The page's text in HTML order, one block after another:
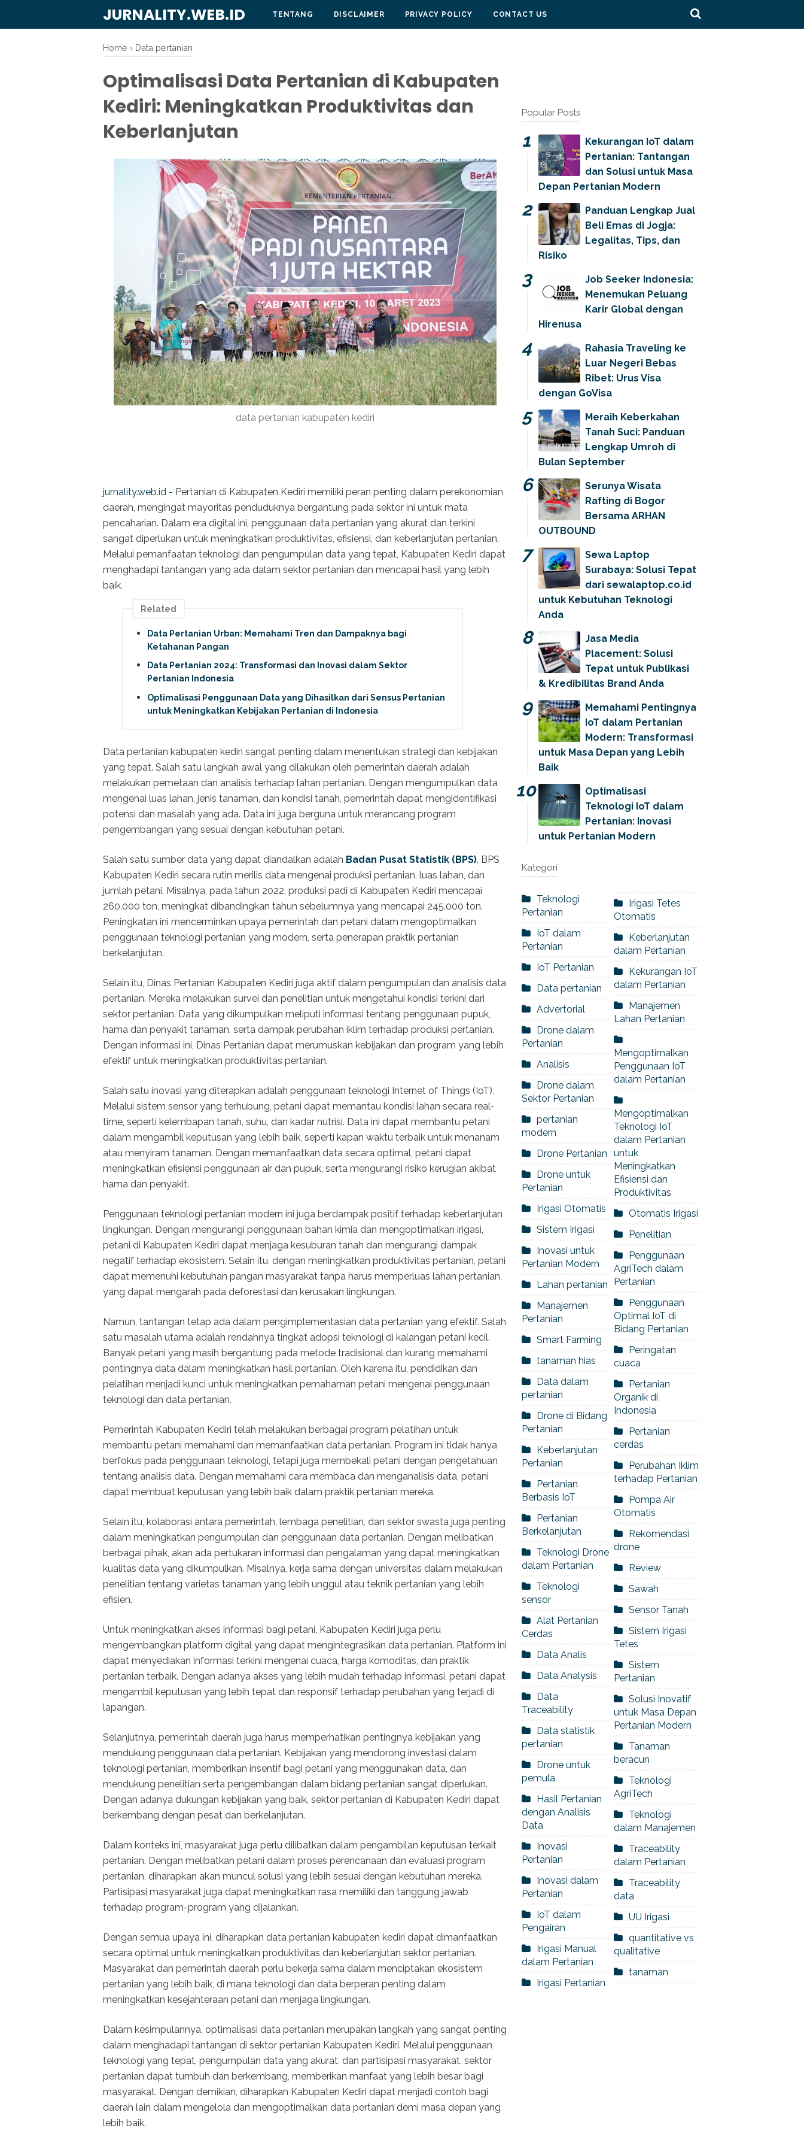
JURNALITY.WEB.ID TENTANG DISCLAIMER PRIVACY POLICY CONTACT US
Home › Data pertanian
Optimalisasi Data Pertanian di Kabupaten
Kediri: Meningkatkan Produktivitas dan
Keberlanjutan
data pertanian kabupaten kediri
jurnality.web.id - Pertanian di Kabupaten Kediri memiliki peran penting dalam perekonomian
daerah, mengingat mayoritas penduduknya bergantung pada sektor ini untuk mata
pencaharian. Dalam era digital ini, penggunaan data pertanian yang akurat dan terkini
sangat diperlukan untuk meningkatkan produktivitas, efisiensi, dan keberlanjutan pertanian.
Melalui pemanfaatan teknologi dan pengumpulan data yang tepat, Kabupaten Kediri dapat
menghadapi tantangan yang ada dalam sektor pertanian dan mencapai hasil yang lebih
baik.
Related
Data Pertanian Urban: Memahami Tren dan Dampaknya bagi
Ketahanan Pangan
Data Pertanian 2024: Transformasi dan Inovasi dalam Sektor
Pertanian Indonesia
Optimalisasi Penggunaan Data yang Dihasilkan dari Sensus Pertanian
untuk Meningkatkan Kebijakan Pertanian di Indonesia
Data pertanian kabupaten kediri sangat penting dalam menentukan strategi dan kebijakan
yang tepat. Salah satu langkah awal yang dilakukan oleh pemerintah daerah adalah
melakukan pemetaan dan analisis terhadap lahan pertanian. Dengan mengumpulkan data
mengenai luas lahan, jenis tanaman, dan kondisi tanah, pemerintah dapat mengidentifikasi
potensi dan masalah yang ada. Data ini juga berguna untuk merancang program
pengembangan yang sesuai dengan kebutuhan petani.
Salah satu sumber data yang dapat diandalkan adalah Badan Pusat Statistik (BPS). BPS
Kabupaten Kediri secara rutin merilis data mengenai produksi pertanian, luas lahan, dan
jumlah petani. Misalnya, pada tahun 2022, produksi padi di Kabupaten Kediri mencapai
260.000 ton, meningkat dibandingkan tahun sebelumnya yang mencapai 245.000 ton.
Peningkatan ini mencerminkan upaya pemerintah dan petani dalam mengoptimalkan
penggunaan teknologi pertanian yang modern, serta penerapan praktik pertanian
berkelanjutan.
Selain itu, Dinas Pertanian Kabupaten Kediri juga aktif dalam pengumpulan dan analisis data
pertanian. Mereka melakukan survei dan penelitian untuk mengetahui kondisi terkini dari
sektor pertanian. Data yang dikumpulkan meliputi informasi tentang penggunaan pupuk,
hama dan penyakit tanaman, serta dampak perubahan iklim terhadap produksi pertanian.
Dengan informasi ini, Dinas Pertanian dapat merumuskan kebijakan dan program yang lebih
efektif untuk meningkatkan produktivitas pertanian.
Salah satu inovasi yang diterapkan adalah penggunaan teknologi Internet of Things (IoT).
Melalui sistem sensor yang terhubung, petani dapat memantau kondisi lahan secara real-
time, seperti kelembapan tanah, suhu, dan kadar nutrisi. Data ini dapat membantu petani
dalam mengambil keputusan yang lebih baik, seperti kapan waktu terbaik untuk menanam
atau menyiram tanaman. Dengan memanfaatkan data secara optimal, petani dapat
meningkatkan efisiensi penggunaan air dan pupuk, serta mengurangi risiko kerugian akibat
hama dan penyakit.
Penggunaan teknologi pertanian modern ini juga berdampak positif terhadap keberlanjutan
lingkungan. Dengan mengurangi penggunaan bahan kimia dan mengoptimalkan irigasi,
petani di Kabupaten Kediri dapat menjaga kesuburan tanah dan mengurangi dampak
negatif terhadap ekosistem. Selain itu, dengan meningkatkan produktivitas pertanian, petani
dapat memenuhi kebutuhan pangan masyarakat tanpa harus memperluas lahan pertanian,
yang dapat mengarah pada deforestasi dan kerusakan lingkungan.
Namun, tantangan tetap ada dalam pengimplementasian data pertanian yang efektif. Salah
satu masalah utama adalah rendahnya tingkat adopsi teknologi di kalangan petani kecil.
Banyak petani yang masih bergantung pada metode tradisional dan kurang memahami
pentingnya data dalam meningkatkan hasil pertanian. Oleh karena itu, pendidikan dan
pelatihan menjadi kunci untuk meningkatkan pemahaman petani mengenai penggunaan
teknologi dan data pertanian.
Pemerintah Kabupaten Kediri telah melakukan berbagai program pelatihan untuk
membantu petani memahami dan memanfaatkan data pertanian. Program ini tidak hanya
berfokus pada penggunaan teknologi, tetapi juga membekali petani dengan pengetahuan
tentang analisis data. Dengan memahami cara membaca dan menganalisis data, petani
dapat membuat keputusan yang lebih baik dalam praktik pertanian mereka.
Selain itu, kolaborasi antara pemerintah, lembaga penelitian, dan sektor swasta juga penting
dalam meningkatkan pengumpulan dan penggunaan data pertanian. Dengan melibatkan
berbagai pihak, akan ada pertukaran informasi dan pengalaman yang dapat meningkatkan
kualitas data yang dikumpulkan. Misalnya, kerja sama dengan universitas dalam melakukan
penelitian tentang varietas tanaman yang lebih unggul atau teknik pertanian yang lebih
efisien.
Untuk meningkatkan akses informasi bagi petani, Kabupaten Kediri juga perlu
mengembangkan platform digital yang dapat mengintegrasikan data pertanian. Platform ini
dapat menyediakan informasi terkini mengenai cuaca, harga komoditas, dan praktik
pertanian terbaik. Dengan adanya akses yang lebih mudah terhadap informasi, petani dapat
mengambil keputusan yang lebih tepat dan responsif terhadap perubahan yang terjadi di
lapangan.
Selanjutnya, pemerintah daerah juga harus memperhatikan pentingnya kebijakan yang
mendukung penggunaan data pertanian. Kebijakan yang mendorong investasi dalam
teknologi pertanian, memberikan insentif bagi petani yang menggunakan data, dan
mendukung penelitian serta pengembangan dalam bidang pertanian sangat diperlukan.
Dengan adanya dukungan kebijakan yang baik, sektor pertanian di Kabupaten Kediri dapat
berkembang dengan pesat dan berkelanjutan.
Dalam konteks ini, masyarakat juga perlu dilibatkan dalam pengambilan keputusan terkait
pertanian. Dengan melibatkan petani dalam proses perencanaan dan evaluasi program
pertanian, diharapkan akan muncul solusi yang lebih sesuai dengan kebutuhan mereka.
Partisipasi masyarakat juga dapat meningkatkan rasa memiliki dan tanggung jawab
terhadap program-program yang dijalankan.
Dengan semua upaya ini, diharapkan data pertanian kabupaten kediri dapat dimanfaatkan
secara optimal untuk meningkatkan produktivitas dan keberlanjutan sektor pertanian.
Masyarakat dan pemerintah daerah perlu bekerja sama dalam menciptakan ekosistem
pertanian yang lebih baik, di mana teknologi dan data berperan penting dalam
meningkatkan kesejahteraan petani dan menjaga lingkungan.
Dalam kesimpulannya, optimalisasi data pertanian merupakan langkah yang sangat penting
dalam menghadapi tantangan di sektor pertanian Kabupaten Kediri. Melalui penggunaan
teknologi yang tepat, pengumpulan data yang akurat, dan partisipasi masyarakat, sektor
pertanian dapat tumbuh dan berkembang, memberikan manfaat yang lebih besar bagi
masyarakat. Dengan demikian, diharapkan Kabupaten Kediri dapat menjadi contoh bagi
daerah lain dalam mengelola dan mengoptimalkan data pertanian demi masa depan yang
lebih baik.
Popular Posts
Kekurangan IoT dalam
Pertanian: Tantangan
dan Solusi untuk Masa
Depan Pertanian Modern
Panduan Lengkap Jual
Beli Emas di Jogja:
Legalitas, Tips, dan
Risiko
Job Seeker Indonesia:
Menemukan Peluang
Karir Global dengan
Hirenusa
Rahasia Traveling ke
Luar Negeri Bebas
Ribet: Urus Visa
dengan GoVisa
Meraih Keberkahan
Tanah Suci: Panduan
Lengkap Umroh di
Bulan September
Serunya Wisata
Rafting di Bogor
Bersama ARHAN
OUTBOUND
Sewa Laptop
Surabaya: Solusi Tepat
dari sewalaptop.co.id
untuk Kebutuhan Teknologi
Anda
Jasa Media
Placement: Solusi
Tepat untuk Publikasi
& Kredibilitas Brand Anda
Memahami Pentingnya
IoT dalam Pertanian
Modern: Transformasi
untuk Masa Depan yang Lebih
Baik
Optimalisasi
Teknologi IoT dalam
Pertanian: Inovasi
untuk Pertanian Modern
Kategori
Teknologi
Pertanian
IoT dalam
Pertanian
IoT Pertanian
Data pertanian
Advertorial
Drone dalam
Pertanian
Analisis
Drone dalam
Sektor Pertanian
pertanian
modern
Drone Pertanian
Drone untuk
Pertanian
Irigasi Otomatis
Sistem Irigasi
Inovasi untuk
Pertanian Modern
Lahan pertanian
Manajemen
Pertanian
Smart Farming
tanaman hias
Data dalam
pertanian
Drone di Bidang
Pertanian
Keberlanjutan
Pertanian
Pertanian
Berbasis IoT
Pertanian
Berkelanjutan
Teknologi Drone
dalam Pertanian
Teknologi
sensor
Alat Pertanian
Cerdas
Data Analis
Data Analysis
Data
Traceability
Data statistik
pertanian
Drone untuk
pemula
Hasil Pertanian
dengan Analisis
Data
Inovasi
Pertanian
Inovasi dalam
Pertanian
IoT dalam
Pengairan
Irigasi Manual
dalam Pertanian
Irigasi Pertanian
Irigasi Tetes
Otomatis
Keberlanjutan
dalam Pertanian
Kekurangan IoT
dalam Pertanian
Manajemen
Lahan Pertanian
Mengoptimalkan
Penggunaan IoT
dalam Pertanian
Mengoptimalkan
Teknologi IoT
dalam Pertanian
untuk
Meningkatkan
Efisiensi dan
Produktivitas
Otomatis Irigasi
Penelitian
Penggunaan
AgriTech dalam
Pertanian
Penggunaan
Optimal IoT di
Bidang Pertanian
Peringatan
cuaca
Pertanian
Organik di
Indonesia
Pertanian
cerdas
Perubahan Iklim
terhadap Pertanian
Pompa Air
Otomatis
Rekomendasi
drone
Review
Sawah
Sensor Tanah
Sistem Irigasi
Tetes
Sistem
Pertanian
Solusi Inovatif
untuk Masa Depan
Pertanian Modern
Tanaman
beracun
Teknologi
AgriTech
Teknologi
dalam Manajemen
Traceability
dalam Pertanian
Traceability
data
UU Irigasi
quantitative vs
qualitative
tanaman